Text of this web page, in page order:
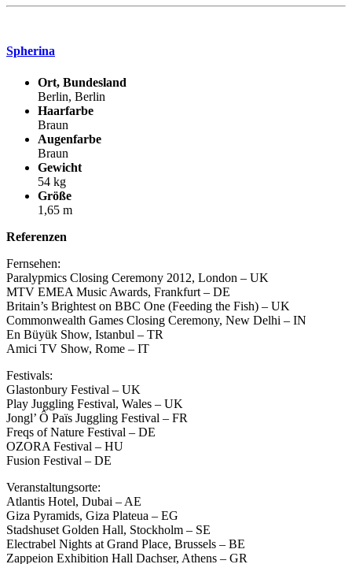
Spherina
Ort, Bundesland
Berlin, Berlin
Haarfarbe
Braun
Augenfarbe
Braun
Gewicht
54 kg
Größe
1,65 m
Referenzen
Fernsehen:
Paralypmics Closing Ceremony 2012, London – UK
MTV EMEA Music Awards, Frankfurt – DE
Britain’s Brightest on BBC One (Feeding the Fish) – UK
Commonwealth Games Closing Ceremony, New Delhi – IN
En Büyük Show, Istanbul – TR
Amici TV Show, Rome – IT
Festivals:
Glastonbury Festival – UK
Play Juggling Festival, Wales – UK
Jongl’ Ô Païs Juggling Festival – FR
Freqs of Nature Festival – DE
OZORA Festival – HU
Fusion Festival – DE
Veranstaltungsorte:
Atlantis Hotel, Dubai – AE
Giza Pyramids, Giza Plateua – EG
Stadshuset Golden Hall, Stockholm – SE
Electrabel Nights at Grand Place, Brussels – BE
Zappeion Exhibition Hall Dachser, Athens – GR